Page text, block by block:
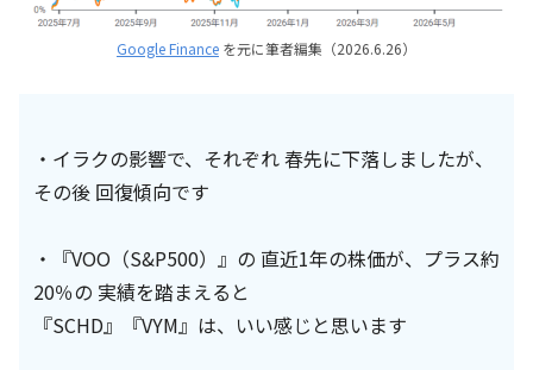
Google Finance を元に筆者編集（2026.6.26）
・イラクの影響で、それぞれ 春先に下落しましたが、
その後 回復傾向です
・『VOO（S&P500）』の 直近1年の株価が、プラス約
20％の 実績を踏まえると
『SCHD』『VYM』は、いい感じと思います